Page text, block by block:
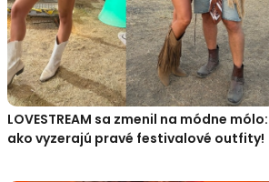
LOVESTREAM sa zmenil na módne
ako vyzerajú pravé festivalové outfity!